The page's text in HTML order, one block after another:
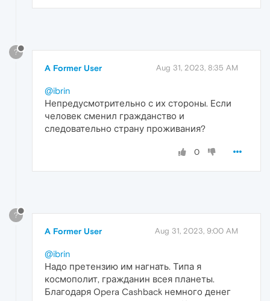
?
A Former User Aug 31, 2023, 8:35 AM
@ibrin
Непредусмотрительно с их стороны. Если
человек сменил гражданство и
следовательно страну проживания?
0
?
A Former User Aug 31, 2023, 9:00 AM
@ibrin
Надо претензию им нагнать. Типа я
космополит, гражданин всея планеты.
Благодаря Opera Cashback немного денег